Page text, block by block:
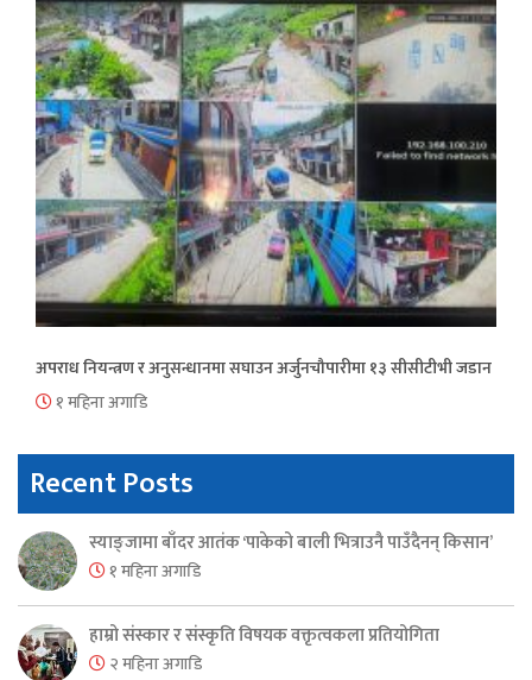
अपराध नियन्त्रण र अनुसन्धानमा सघाउन अर्जुनचौपारीमा १३ सीसीटीभी जडान
१ महिना अगाडि
Recent Posts
स्याङ्जामा बाँदर आतंक ‘पाकेको बाली भित्राउनै पाउँदैनन् किसान’
१ महिना अगाडि
हाम्रो संस्कार र संस्कृति विषयक वक्तृत्वकला प्रतियोगिता
२ महिना अगाडि